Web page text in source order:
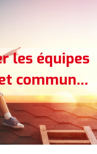
les équipes
commun...